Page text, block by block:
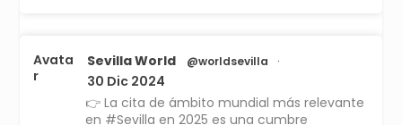
Avata
r
Sevilla World @worldsevilla ·
30 Dic 2024
👉 La cita de ámbito mundial más relevante
en #Sevilla en 2025 es una cumbre